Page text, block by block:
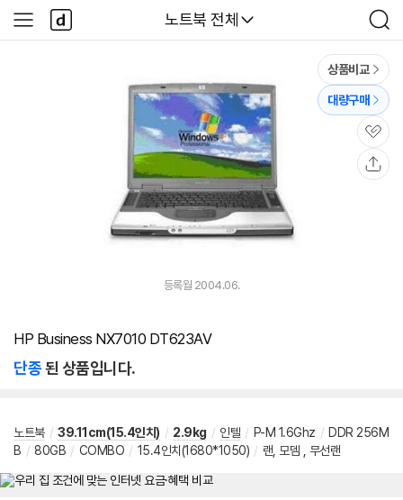
다나와
노트북 전체
검
색
사
이
다
나
와
상품비교
대량구매
관
심
등록월 2004.06.
HP Business NX7010 DT623AV
단종된 상품입니다.
노트북 / 39.11cm(15.4인치) / 2.9kg / 인텔 / P-M 1.6Ghz / DDR 256M
B / 80GB / COMBO / 15.4인치(1680*1050) / 랜, 모뎀 , 무선랜